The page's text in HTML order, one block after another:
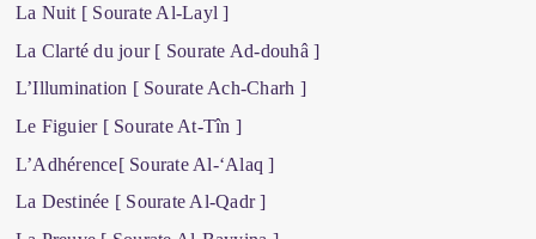
La Nuit [ Sourate Al-Layl ]
La Clarté du jour [ Sourate Ad-douhâ ]
L’Illumination [ Sourate Ach-Charh ]
Le Figuier [ Sourate At-Tîn ]
L’Adhérence[ Sourate Al-‘Alaq ]
La Destinée [ Sourate Al-Qadr ]